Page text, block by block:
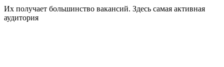
Их получает большинство вакансий. Здесь самая активная
аудитория